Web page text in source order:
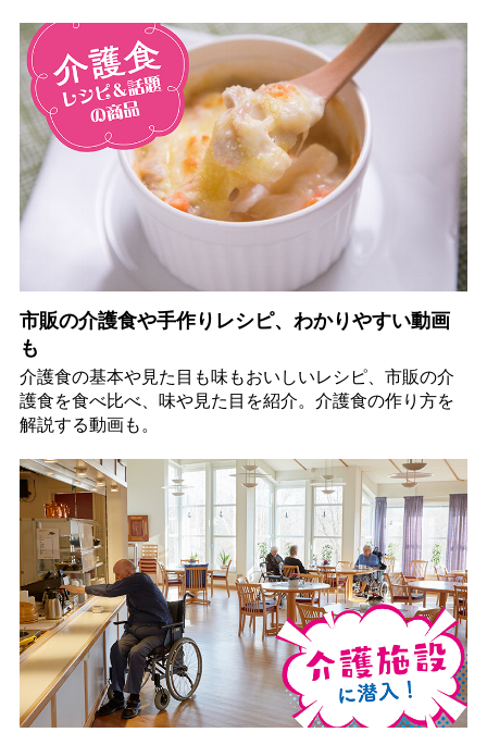
市販の介護食や手作りレシピ、わかりやすい動画
も
介護食の基本や見た目も味もおいしいレシピ、市販の介
護食を食べ比べ、味や見た目を紹介。介護食の作り方を
解説する動画も。